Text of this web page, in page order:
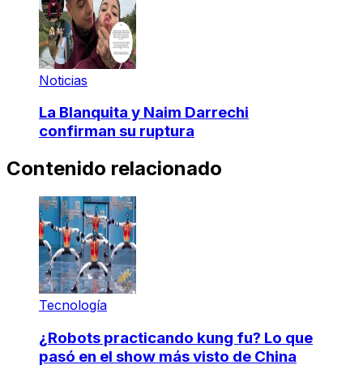
Noticias
La Blanquita y Naim Darrechi
confirman su ruptura
Contenido relacionado
Tecnología
¿Robots practicando kung fu? Lo que
pasó en el show más visto de China